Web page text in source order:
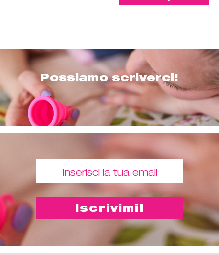
Possiamo scriverci!